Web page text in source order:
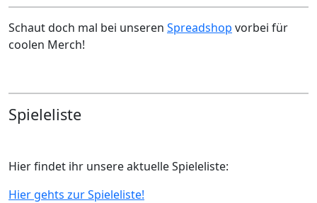
Schaut doch mal bei unseren Spreadshop vorbei für
coolen Merch!
Spieleliste
Hier findet ihr unsere aktuelle Spieleliste:
Hier gehts zur Spieleliste!